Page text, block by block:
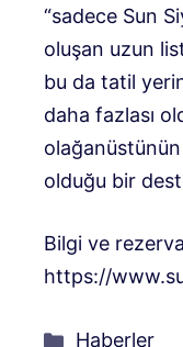
“sadece Sun
oluşan uzun
bu da tatil
daha fazlası
olağanüstünün
olduğu bir
Bilgi ve
https://
Kategoriler
Haberler